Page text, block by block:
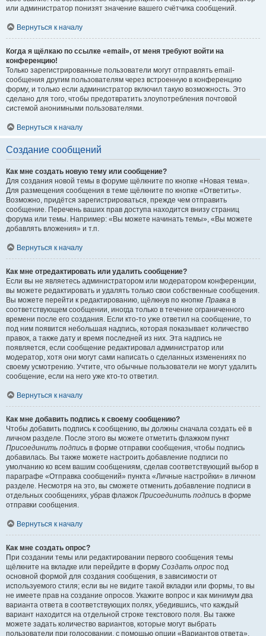
или администратор понизят значение вашего счётчика сообщений.
Вернуться к началу
Когда я щёлкаю по ссылке «email», от меня требуют войти на
конференцию!
Только зарегистрированные пользователи могут отправлять email-
сообщения другим пользователям через встроенную в конференцию
форму, и только если администратор включил такую возможность. Это
сделано для того, чтобы предотвратить злоупотребления почтовой
системой анонимными пользователями.
Вернуться к началу
Создание сообщений
Как мне создать новую тему или сообщение?
Для создания новой темы в форуме щёлкните по кнопке «Новая тема».
Для размещения сообщения в теме щёлкните по кнопке «Ответить».
Возможно, придётся зарегистрироваться, прежде чем отправить
сообщение. Перечень ваших прав доступа находится внизу страниц
форума или темы. Например: «Вы можете начинать темы», «Вы можете
добавлять вложения» и т.п.
Вернуться к началу
Как мне отредактировать или удалить сообщение?
Если вы не являетесь администратором или модератором конференции,
вы можете редактировать и удалять только свои собственные сообщения.
Вы можете перейти к редактированию, щёлкнув по кнопке Правка в
соответствующем сообщении, иногда только в течение ограниченного
времени после его создания. Если кто-то уже ответил на сообщение, то
под ним появится небольшая надпись, которая показывает количество
правок, а также дату и время последней из них. Эта надпись не
появляется, если сообщение редактировал администратор или
модератор, хотя они могут сами написать о сделанных изменениях по
своему усмотрению. Учтите, что обычные пользователи не могут удалить
сообщение, если на него уже кто-то ответил.
Вернуться к началу
Как мне добавить подпись к своему сообщению?
Чтобы добавить подпись к сообщению, вы должны сначала создать её в
личном разделе. После этого вы можете отметить флажком пункт
Присоединить подпись в форме отправки сообщения, чтобы подпись
добавилась. Вы также можете настроить добавление подписи по
умолчанию ко всем вашим сообщениям, сделав соответствующий выбор в
параграфе «Отправка сообщений» пункта «Личные настройки» в личном
разделе. Несмотря на это, вы сможете отменить добавление подписи в
отдельных сообщениях, убрав флажок Присоединить подпись в форме
отправки сообщения.
Вернуться к началу
Как мне создать опрос?
При создании темы или редактировании первого сообщения темы
щёлкните на вкладке или перейдите в форму Создать опрос под
основной формой для создания сообщения, в зависимости от
используемого стиля; если вы не видите такой вкладки или формы, то вы
не имеете прав на создание опросов. Укажите вопрос и как минимум два
варианта ответа в соответствующих полях, убедившись, что каждый
вариант находится на отдельной строке текстового поля. Вы также
можете задать количество вариантов, которые могут выбрать
пользователи при голосовании, с помощью опции «Вариантов ответа»,